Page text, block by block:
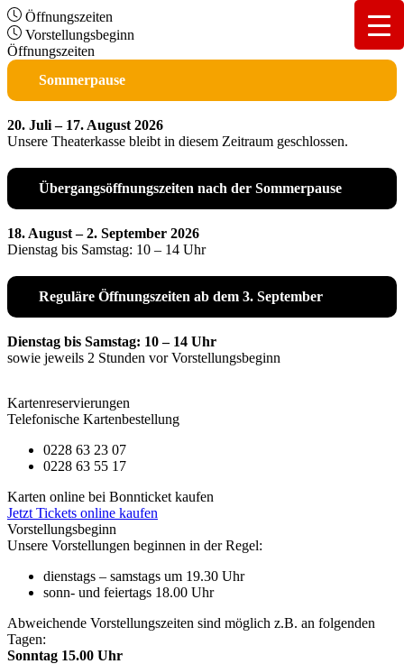
Öffnungszeiten
Vorstellungsbeginn
Öffnungszeiten
Sommerpause
20. Juli – 17. August 2026
Unsere Theaterkasse bleibt in diesem Zeitraum geschlossen.
Übergangsöffnungszeiten nach der Sommerpause
18. August – 2. September 2026
Dienstag bis Samstag: 10 – 14 Uhr
Reguläre Öffnungszeiten ab dem 3. September
Dienstag bis Samstag: 10 – 14 Uhr
sowie jeweils 2 Stunden vor Vorstellungsbeginn
Kartenreservierungen
Telefonische Kartenbestellung
0228 63 23 07
0228 63 55 17
Karten online bei Bonnticket kaufen
Jetzt Tickets online kaufen
Vorstellungsbeginn
Unsere Vorstellungen beginnen in der Regel:
dienstags – samstags um 19.30 Uhr
sonn- und feiertags 18.00 Uhr
Abweichende Vorstellungszeiten sind möglich z.B. an folgenden
Tagen:
Sonntag 15.00 Uhr